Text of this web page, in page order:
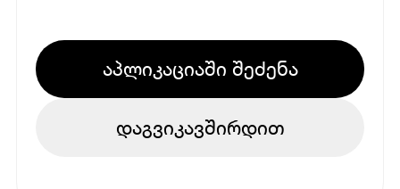
აპლიკაციაში შეძენა
დაგვიკავშირდით